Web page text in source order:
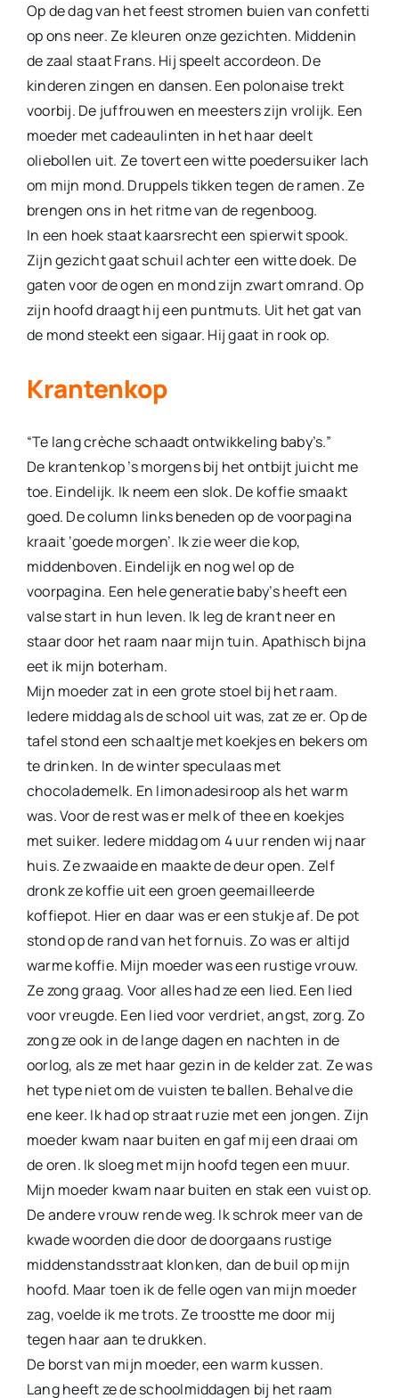
Op de dag van het feest stromen buien van confetti
op ons neer. Ze kleuren onze gezichten. Middenin
de zaal staat Frans. Hij speelt accordeon. De
kinderen zingen en dansen. Een polonaise trekt
voorbij. De juffrouwen en meesters zijn vrolijk. Een
moeder met cadeaulinten in het haar deelt
oliebollen uit. Ze tovert een witte poedersuiker lach
om mijn mond. Druppels tikken tegen de ramen. Ze
brengen ons in het ritme van de regenboog.
In een hoek staat kaarsrecht een spierwit spook.
Zijn gezicht gaat schuil achter een witte doek. De
gaten voor de ogen en mond zijn zwart omrand. Op
zijn hoofd draagt hij een puntmuts. Uit het gat van
de mond steekt een sigaar. Hij gaat in rook op.
Krantenkop
“Te lang crèche schaadt ontwikkeling baby’s.”
De krantenkop ’s morgens bij het ontbijt juicht me
toe. Einde­lijk. Ik neem een slok. De koffie smaakt
goed. De column links beneden op de voorpagina
kraait ‘goede morgen’. Ik zie weer die kop,
middenboven. Eindelijk en nog wel op de
voorpagina. Een hele generatie baby’s heeft een
valse start in hun leven. Ik leg de krant neer en
staar door het raam naar mijn tuin. Apathisch bijna
eet ik mijn boterham.
Mijn moeder zat in een grote stoel bij het raam.
Iedere middag als de school uit was, zat ze er. Op de
tafel stond een schaaltje met koekjes en bekers om
te drinken. In de winter speculaas met
chocolademelk. En limonadesiroop als het warm
was. Voor de rest was er melk of thee en koekjes
met suiker. Iedere middag om 4 uur renden wij naar
huis. Ze zwaaide en maakte de deur open. Zelf
dronk ze koffie uit een groen gee­mailleerde
koffiepot. Hier en daar was er een stukje af. De pot
stond op de rand van het fornuis. Zo was er altijd
warme koffie. Mijn moeder was een rustige vrouw.
Ze zong graag. Voor alles had ze een lied. Een lied
voor vreugde. Een lied voor verdriet, angst, zorg. Zo
zong ze ook in de lange dagen en nachten in de
oorlog, als ze met haar gezin in de kelder zat. Ze was
het type niet om de vuisten te ballen. Behalve die
ene keer. Ik had op straat ruzie met een jongen. Zijn
moeder kwam naar buiten en gaf mij een draai om
de oren. Ik sloeg met mijn hoofd tegen een muur.
Mijn moeder kwam naar buiten en stak een vuist op.
De andere vrouw rende weg. Ik schrok meer van de
kwade woorden die door de doorgaans rustige
middenstandsstraat klonken, dan de buil op mijn
hoofd. Maar toen ik de felle ogen van mijn moeder
zag, voelde ik me trots. Ze troostte me door mij
tegen haar aan te drukken.
De borst van mijn moeder, een warm kussen.
Lang heeft ze de schoolmiddagen bij het raam